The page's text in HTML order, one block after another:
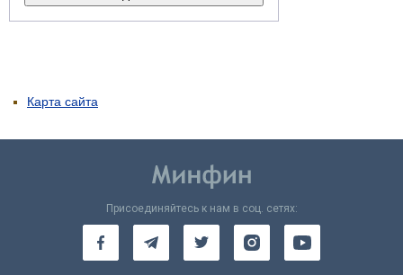
Карта сайта
Присоединяйтесь к нам в соц. сетях: